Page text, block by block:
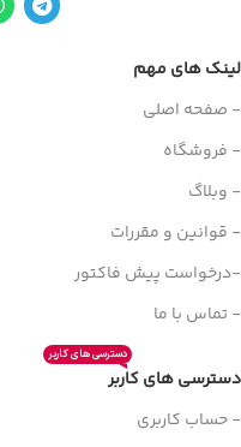
لینک های مهم
- صفحه اصلی
- فروشگاه
- وبلاگ
- قوانین و مقررات
-درخواست پیش فاکتور
- تماس با ما
دسترسی های کاربر
دسترسی های کاربر
- حساب کاربری